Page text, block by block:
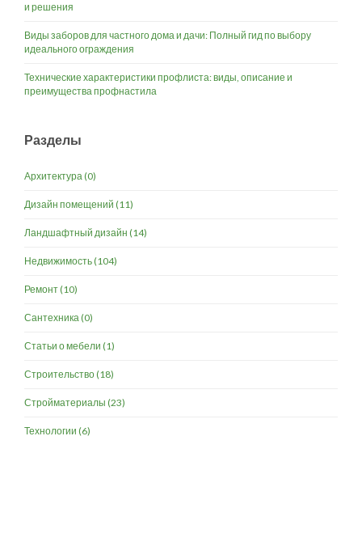
и решения
Виды заборов для частного дома и дачи: Полный гид по выбору
идеального ограждения
Технические характеристики профлиста: виды, описание и
преимущества профнастила
Разделы
Архитектура(0)
Дизайн помещений (11)
Ландшафтный дизайн (14)
Недвижимость(104)
Ремонт(10)
Сантехника(0)
Статьи о мебели (1)
Строительство(18)
Стройматериалы (23)
Технологии (6)